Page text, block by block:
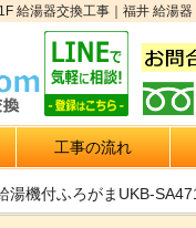
給湯器交換工事｜福井 給湯
工事の流れ
湯機付ふろがまUKB-